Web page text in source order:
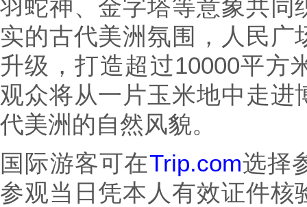
羽蛇神、金字塔等意象共同
实的古代美洲氛围，人民
升级，打造超过10000平方
观众将从一片玉米地中走
代美洲的自然风貌。
国际游客可在Trip.com选择
参观当日凭本人有效证件